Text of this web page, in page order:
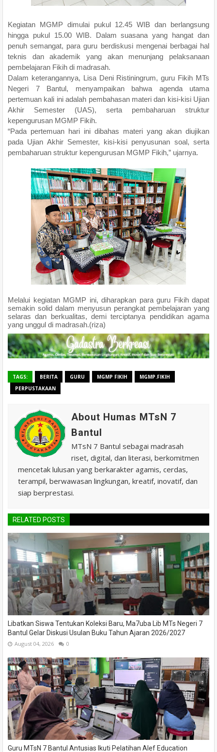
Kegiatan MGMP dimulai pukul 12.45 WIB dan berlangsung
hingga pukul 15.00 WIB. Dalam suasana yang hangat dan
penuh semangat, para guru berdiskusi mengenai berbagai hal
teknis dan akademik yang akan menunjang pelaksanaan
pembelajaran Fikih di madrasah.
Dalam keterangannya, Lisa Deni Ristiningrum, guru Fikih MTs
Negeri 7 Bantul, menyampaikan bahwa agenda utama
pertemuan kali ini adalah pembahasan materi dan kisi-kisi Ujian
Akhir Semester (UAS), serta pembaharuan struktur
kepengurusan MGMP Fikih.
“Pada pertemuan hari ini dibahas materi yang akan diujikan
pada Ujian Akhir Semester, kisi-kisi penyusunan soal, serta
pembaharuan struktur kepengurusan MGMP Fikih,” ujarnya.
Melalui kegiatan MGMP ini, diharapkan para guru Fikih dapat
semakin solid dalam menyusun perangkat pembelajaran yang
selaras dan berkualitas, demi terciptanya pendidikan agama
yang unggul di madrasah.(riza)
TAGS: BERITA GURU MGMP FIKIH
MGMP.FIKIH
PERPUSTAKAAN
About Humas MTsN 7
Bantul
MTsN 7 Bantul sebagai madrasah
riset, digital, dan literasi, berkomitmen
mencetak lulusan yang berkarakter agamis, cerdas,
terampil, berwawasan lingkungan, kreatif, inovatif, dan
siap berprestasi.
RELATED POSTS
Libatkan Siswa Tentukan Koleksi Baru, Ma7uba Lib MTs Negeri 7
Bantul Gelar Diskusi Usulan Buku Tahun Ajaran 2026/2027
August 04, 2026 0
Guru MTsN 7 Bantul Antusias Ikuti Pelatihan Alef Education